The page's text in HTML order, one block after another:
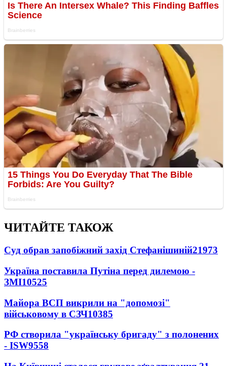
ЧИТАЙТЕ ТАКОЖ
Суд обрав запобіжний захід Стефанішиній21973
Україна поставила Путіна перед дилемою -
ЗМІ10525
Майора ВСП викрили на "допомозі"
військовому в СЗЧ10385
РФ створила "українську бригаду" з полонених
- ISW9558